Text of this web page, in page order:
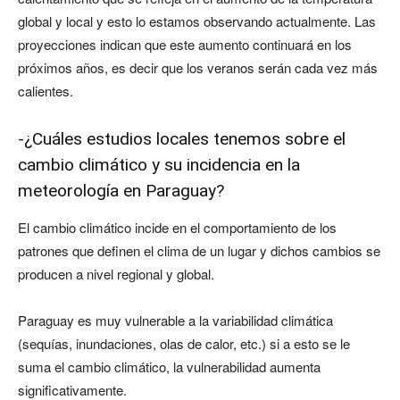
global y local y esto lo estamos observando actualmente. Las
proyecciones indican que este aumento continuará en los
próximos años, es decir que los veranos serán cada vez más
calientes.
-¿Cuáles estudios locales tenemos sobre el
cambio climático y su incidencia en la
meteorología en Paraguay?
El cambio climático incide en el comportamiento de los
patrones que definen el clima de un lugar y dichos cambios se
producen a nivel regional y global.
Paraguay es muy vulnerable a la variabilidad climática
(sequías, inundaciones, olas de calor, etc.) si a esto se le
suma el cambio climático, la vulnerabilidad aumenta
significativamente.